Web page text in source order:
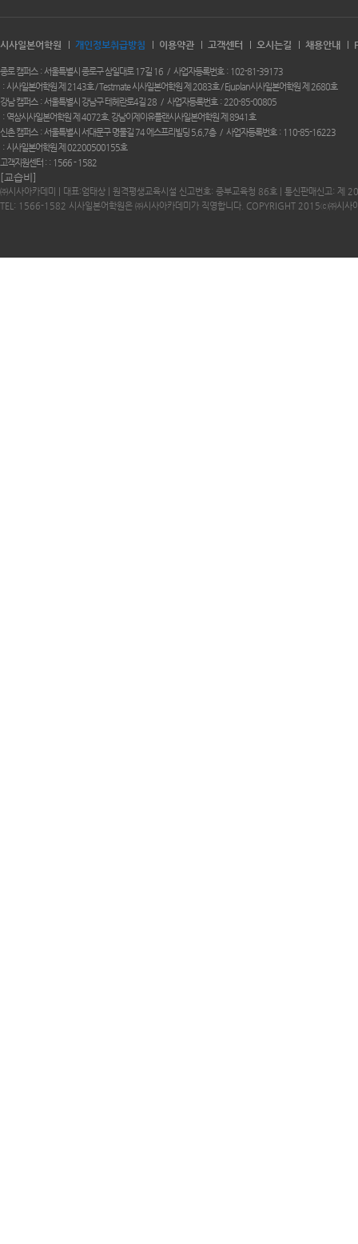
시사일본어학원 개인정보취급방침 이용약관 고객센터 오시는길 채용안내
종로 캠퍼스 서울특별시 종로구 삼일대로 17길 16 사업자등록번호
102-81-39173
시사일본어학원 제 2143호 / Testmate 시사일본어학원 제 2083호 / Ejuplan시사일본어학원 제 2680호
강남 캠퍼스
서울특별시 강남구 테헤란로4길 28 사업자등록번호
220-85-00805
역삼시사일본어학원 제 4072호. 강남이제이유플랜시사일본어학원 제 8941호
신촌 캠퍼스
서울특별시 서대문구 명물길 74 에스프리빌딩 5,6,7층 사업자등록번호
110-85-16223
시사일본어학원 제 02200500155호
고객지원센터 :
1566 - 1582
[교습비]
㈜시사아카데미 | 대표:엄태상 | 원격평생교육시설 신고번호: 중부교육청 86호 | 통신판매신고: 제
TEL: 1566-1582 시사일본어학원은 ㈜시사아카데미가 직영합니다. COPYRIGHT 2015ⓒ㈜시사